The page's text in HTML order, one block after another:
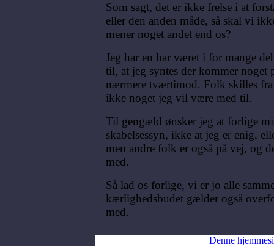
Som sagt, det er ikke frelse i at
eller den anden måde, så skal vi
mener noget andet end os?
Jeg har en har været i for mange
til, at jeg syntes der kommer
nærmere tværtimod. Folk skilles fra
ikke noget jeg vil være med til.
Til gengæld ønsker jeg at forlige
skabelsessyn, ikke at jeg er enig,
men andre folk er også på vej, og
med.
Så lad os forlige, vi er jo alle
kærlighedsbudet gælder også
med.
Denne